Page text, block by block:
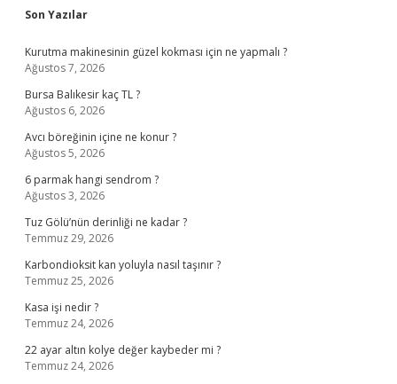
Sidebar
Son Yazılar
Kurutma makinesinin güzel kokması için ne yapmalı ?
Ağustos 7, 2026
Bursa Balıkesir kaç TL ?
Ağustos 6, 2026
Avcı böreğinin içine ne konur ?
Ağustos 5, 2026
6 parmak hangi sendrom ?
Ağustos 3, 2026
Tuz Gölü’nün derinliği ne kadar ?
Temmuz 29, 2026
Karbondioksit kan yoluyla nasıl taşınır ?
Temmuz 25, 2026
Kasa işi nedir ?
Temmuz 24, 2026
22 ayar altın kolye değer kaybeder mi ?
Temmuz 24, 2026